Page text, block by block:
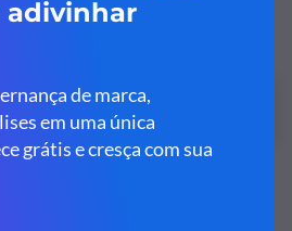
e deixe ele com a sua
e Download